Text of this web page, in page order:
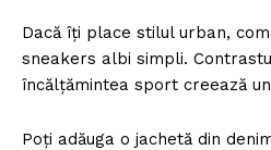
Dacă îți place stilul urban,
sneakers albi simpli.
încălțămintea sport creează
Poți adăuga o jachetă din